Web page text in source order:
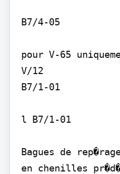
B7/4-05
pour V-65
V/12
B7/1-01
l B7/1-01
Bagues de rep�rage
en chenilles